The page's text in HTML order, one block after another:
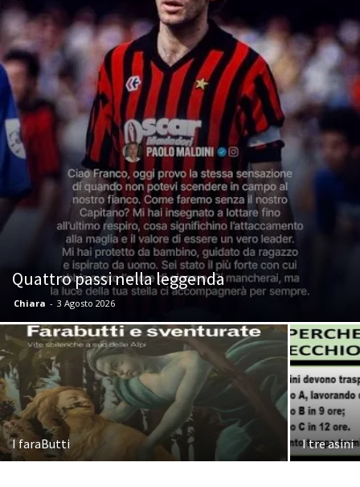
Quattro passi nella leggenda
Chiara - 3 Agosto 2026
I faraButti I tre asini